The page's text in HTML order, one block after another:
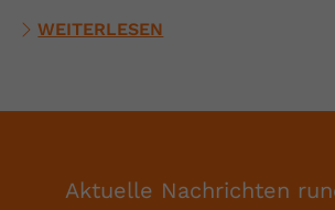
WEITERLESEN
Aktuelle Nachrichten